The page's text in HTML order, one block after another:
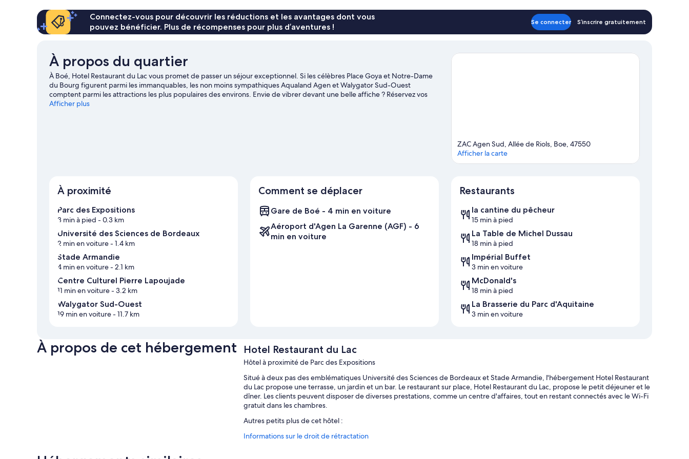
chambre
Chambre
Quadruple
Connectez-vous pour découvrir les réductions et les avantages dont vous
pouvez bénéficier. Plus de récompenses pour plus d’aventures !
Se connecter S’inscrire gratuitement
À propos du quartier
À Boé, Hotel Restaurant du Lac vous promet de passer un séjour exceptionnel. Si les célèbres Place Goya et Notre-Dame
du Bourg figurent parmi les immanquables, les non moins sympathiques Aqualand Agen et Walygator Sud-Ouest
comptent parmi les attractions les plus populaires des environs. Envie de vibrer devant une belle affiche ? Réservez vos
places à l'illustre Stade Armandie.
Afficher plus
ZAC Agen Sud, Allée de Riols, Boe, 47550
Afficher la carte
À proximité
Parc des Expositions
3 min à pied - 0.3 km
Université des Sciences de Bordeaux
2 min en voiture- 1.4 km
Stade Armandie
4 min en voiture- 2.1 km
Centre Culturel Pierre Lapoujade
11 min en voiture- 3.2 km
Walygator Sud-Ouest
19 min en voiture- 11.7 km
Comment se déplacer
Gare de Boé - 4 min en voiture
Aéroport d'Agen La Garenne (AGF) - 6
min en voiture
Restaurants
la cantine du pêcheur
15 min à pied
La Table de Michel Dussau
18 min à pied
Impérial Buffet
3 min en voiture
McDonald's
18 min à pied
La Brasserie du Parc d'Aquitaine
3 min en voiture
À propos de cet hébergement Hotel Restaurant du Lac
Hôtel à proximité de Parc des Expositions
Situé à deux pas des emblématiques Université des Sciences de Bordeaux et Stade Armandie, l'hébergement Hotel Restaurant
du Lac propose une terrasse, un jardin et un bar. Le restaurant sur place, Hotel Restaurant du Lac, propose le petit déjeuner et le
dîner. Les clients peuvent disposer de diverses prestations, comme un centre d'affaires, tout en restant connectés avec le Wi-Fi
gratuit dans les chambres.
Autres petits plus de cet hôtel :
Parking en libre-service gratuit
Informations sur le droit de rétractation